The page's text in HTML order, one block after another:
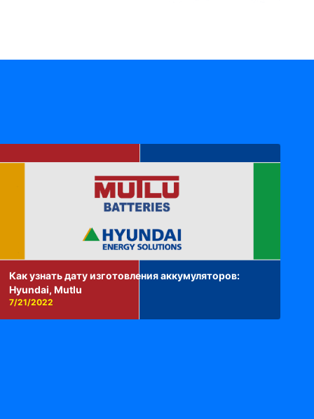
Как узнать дату изготовления аккумуляторов:
Hyundai, Mutlu
7/21/2022